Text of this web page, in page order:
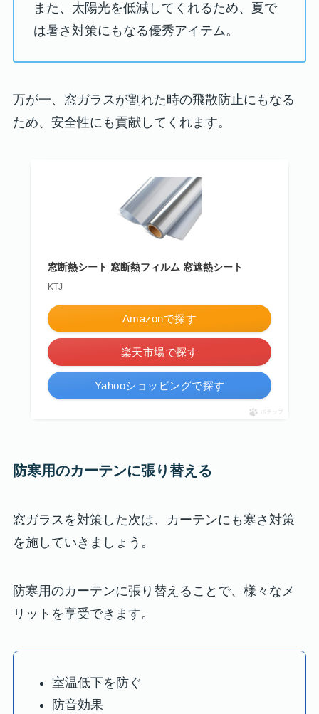
また、太陽光を低減してくれるため、夏で
は暑さ対策にもなる優秀アイテム。
万が一、窓ガラスが割れた時の飛散防止にもなる
ため、安全性にも貢献してくれます。
窓断熱シート 窓断熱フィルム 窓遮熱シート
KTJ
Amazonで探す
楽天市場で探す
Yahooショッピングで探す
ポチップ
防寒用のカーテンに張り替える
窓ガラスを対策した次は、カーテンにも寒さ対策
を施していきましょう。
防寒用のカーテンに張り替えることで、様々なメ
リットを享受できます。
室温低下を防ぐ
防音効果